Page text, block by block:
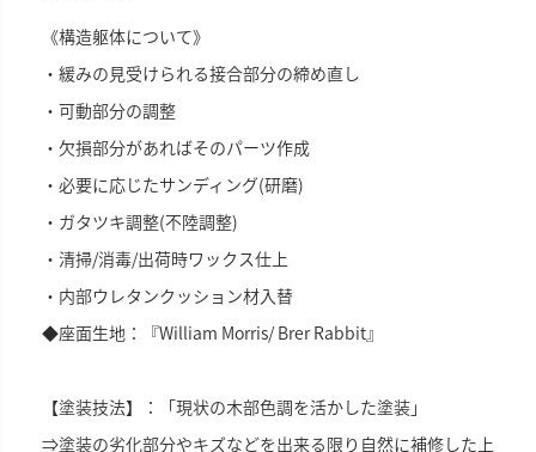
《構造躯体について》
・緩みの見受けられる接合部分の締め直し
・可動部分の調整
・欠損部分があればそのパーツ作成
・必要に応じたサンディング(研磨)
・ガタツキ調整(不陸調整)
・清掃/消毒/出荷時ワックス仕上
・内部ウレタンクッション材入替
◆座面生地：『William Morris/ Brer Rabbit』
【塗装技法】：「現状の木部色調を活かした塗装」
⇒塗装の劣化部分やキズなどを出来る限り自然に補修した上